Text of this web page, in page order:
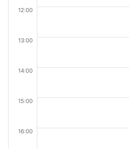
12:00
13:00
14:00
15:00
16:00